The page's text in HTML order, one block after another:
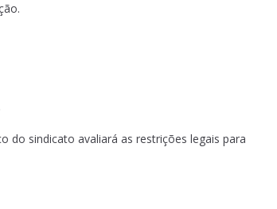
do sindicato avaliará as restrições legais para